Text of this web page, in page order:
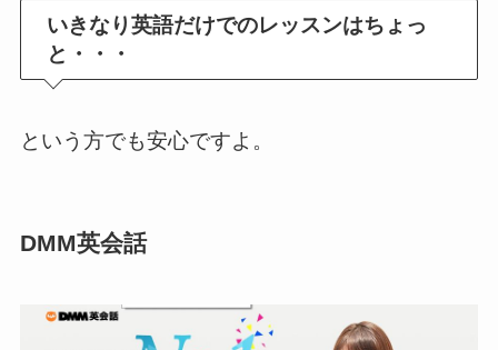
いきなり英語だけでのレッスンはちょっ
と・・・
という方でも安心ですよ。
DMM英会話